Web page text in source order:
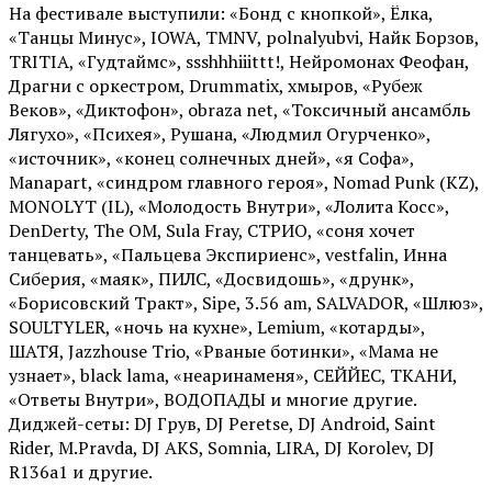
На фестивале выступили: «Бонд с кнопкой», Ёлка,
«Танцы Минус», IOWA, TMNV, polnalyubvi, Найк Борзов,
TRITIA, «Гудтаймс», ssshhhiiittt!, Нейромонах Феофан,
Драгни с оркестром, Drummatix, хмыров, «Рубеж
Веков», «Диктофон», obraza net, «Токсичный ансамбль
Лягухо», «Психея», Рушана, «Людмил Огурченко»,
«источник», «конец солнечных дней», «я Софа»,
Manapart, «синдром главного героя», Nomad Punk (KZ),
MONOLYT (IL), «Молодость Внутри», «Лолита Косс»,
DenDerty, The OM, Sula Fray, СТРИО, «соня хочет
танцевать», «Пальцева Экспириенс», vestfalin, Инна
Сиберия, «маяк», ПИЛС, «Досвидошь», «друнк»,
«Борисовский Тракт», Sipe, 3.56 am, SALVADOR, «Шлюз»,
SOULTYLER, «ночь на кухне», Lemium, «котарды»,
ШАТЯ, Jazzhouse Trio, «Рваные ботинки», «Мама не
узнает», black lama, «неаринаменя», СЕЙЙЕС, ТКАНИ,
«Ответы Внутри», ВОДОПАДЫ и многие другие.
Диджей-сеты: DJ Грув, DJ Peretse, DJ Android, Saint
Rider, М.Pravda, DJ AKS, Somnia, LIRA, DJ Korolev, DJ
R136a1 и другие.